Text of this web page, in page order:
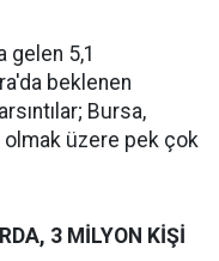
gelen 5,1
beklenen
Bursa,
üzere pek çok
3 MİLYON KİŞİ